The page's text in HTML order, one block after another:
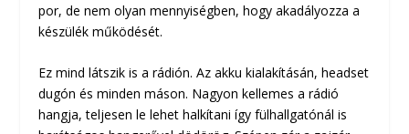
por, de nem olyan mennyiségben, hogy akadályozza a
készülék működését.
Ez mind látszik is a rádión. Az akku kialakításán, headset
dugón és minden máson. Nagyon kellemes a rádió
hangja, teljesen le lehet halkítani így fülhallgatónál is